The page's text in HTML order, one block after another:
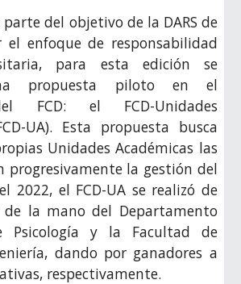
del objetivo de la DARS de
el enfoque de responsabilidad
para esta edición se
propuesta piloto en el
FCD: el FCD-Unidades
UA). Esta propuesta busca
Unidades Académicas las
progresivamente la gestión del
2022, el FCD-UA se realizó de
la mano del Departamento
Psicología y la Facultad de
dando por ganadores a
respectivamente.